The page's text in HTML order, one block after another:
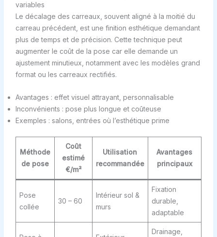
variables
Le décalage des carreaux, souvent aligné à la moitié du
carreau précédent, est une finition esthétique demandant
plus de temps et de précision. Cette technique peut
augmenter le coût de la pose car elle demande un
ajustement minutieux, notamment avec les modèles grand
format ou les carreaux rectifiés.
Avantages : effet visuel attrayant, personnalisable
Inconvénients : pose plus longue et coûteuse
Exemples : salons, entrées où l’esthétique prime
Méthode
de pose
Coût
estimé
€/m²
Utilisation
recommandée
Avantages
principaux
Pose
collée
30 – 60
Intérieur sol &
murs
Fixation
durable,
adaptable
Drainage,